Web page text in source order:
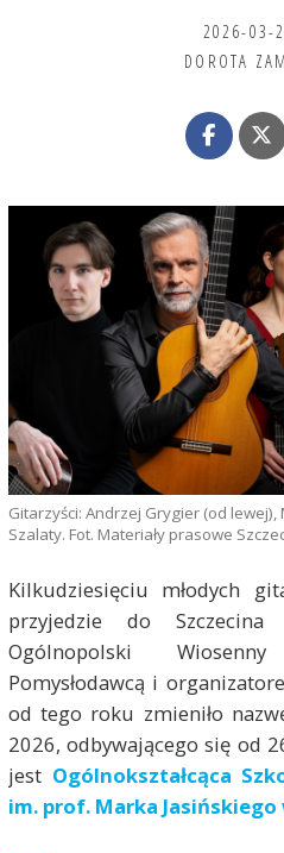
2026-03-
DOROTA
Gitarzyści: Andrzej Grygier (od lewej),
Szalaty. Fot. Materiały prasowe
Kilkudziesięciu młodych
przyjedzie do
Ogólnopolski
Pomysłodawcą i
od tego roku zmieniło
2026, odbywającego się od
jest Ogólnokształcąca
im. prof. Marka Jasińskiego